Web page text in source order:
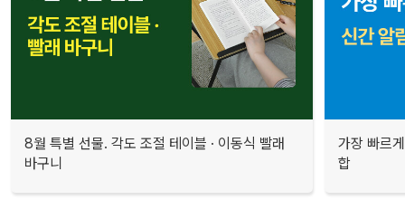
8월 특별 선물. 각도 조절 테이블 · 이동식 빨래
바구니
가장 빠르
합